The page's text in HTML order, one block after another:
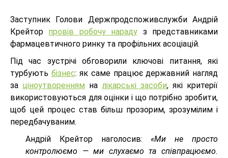
Заступник Голови Держпродспоживслужби Андрій
Крейтор провів робочу нараду з представниками
фармацевтичного ринку та профільних асоціацій.
Під час зустрічі обговорили ключові питання, які
турбують бізнес: як саме працює державний нагляд
за ціноутворенням налікарські засоби, які критерії
використовуються для оцінки і що потрібно зробити,
щоб цей процес став більш прозорим, зрозумілим і
передбачуваним.
Андрій Крейтор наголосив:«Ми не просто
контролюємо — ми слухаємо та співпрацюємо.